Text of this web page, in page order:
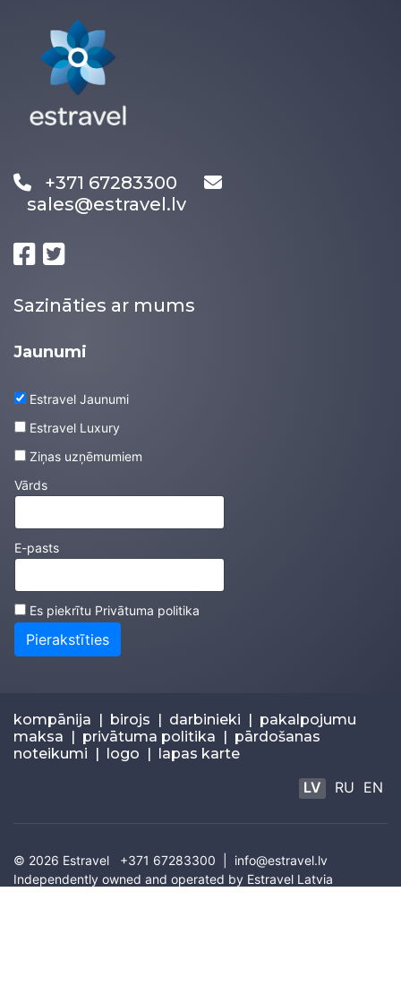
+371 67283300
sales@estravel.lv
Sazināties ar mums
Jaunumi
Estravel Jaunumi
Estravel Luxury
Ziņas uzņēmumiem
Vārds
E-pasts
Es piekrītu Privātuma politika
Pierakstīties
kompānija | birojs | darbinieki | pakalpojumu
maksa | privātuma politika | pārdošanas
noteikumi | logo | lapas karte
LV RU EN
© 2026 Estravel +371 67283300 | info@estravel.lv
Independently owned and operated by Estravel Latvia